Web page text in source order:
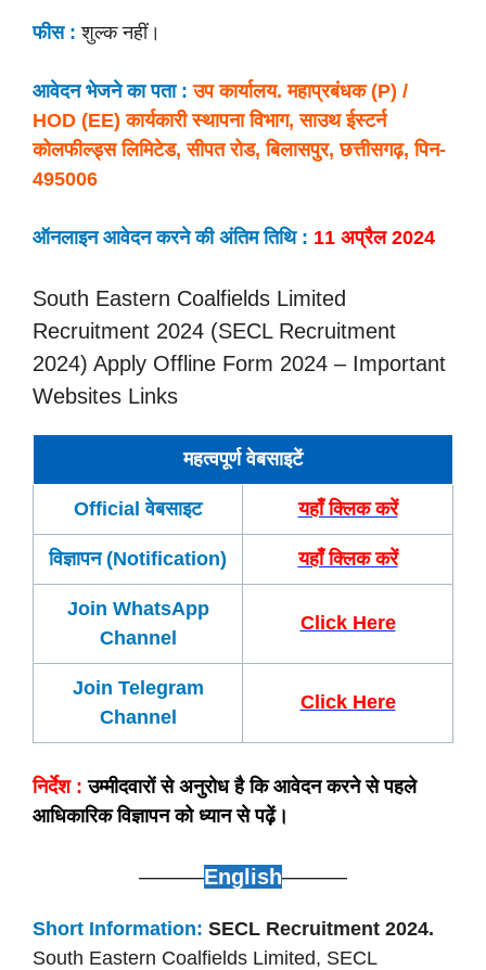
फीस : शुल्क नहीं।
आवेदन भेजने का पता : उप कार्यालय. महाप्रबंधक (P) /
HOD (EE) कार्यकारी स्थापना विभाग, साउथ ईस्टर्न
कोलफील्ड्स लिमिटेड, सीपत रोड, बिलासपुर, छत्तीसगढ़, पिन-
495006
ऑनलाइन आवेदन करने की अंतिम तिथि : 11 अप्रैल 2024
South Eastern Coalfields Limited
Recruitment 2024 (SECL Recruitment
2024) Apply Offline Form 2024 – Important
Websites Links
महत्वपूर्ण वेबसाइटें
Official वेबसाइट यहाँ क्लिक करें
विज्ञापन (Notification) यहाँ क्लिक करें
Join WhatsApp
Channel
Click Here
Join Telegram
Channel
Click Here
निर्देश : उम्मीदवारों से अनुरोध है कि आवेदन करने से पहले
आधिकारिक विज्ञापन को ध्यान से पढ़ें।
———English———
Short Information: SECL Recruitment 2024.
South Eastern Coalfields Limited, SECL